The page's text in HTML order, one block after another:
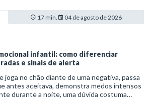
17 min. 04 de agosto de 2026
infantil: como diferenciar
e sinais de alerta
joga no chão diante de uma negativa, passa
antes aceitava, demonstra medos intensos
durante a noite, uma dúvida costuma